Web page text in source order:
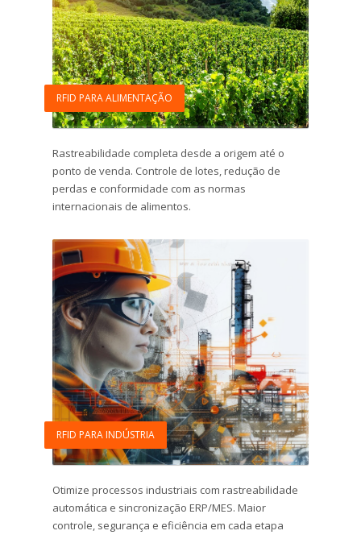
RFID PARA ALIMENTAÇÃO
Rastreabilidade completa desde a origem até o
ponto de venda. Controle de lotes, redução de
perdas e conformidade com as normas
internacionais de alimentos.
RFID PARA INDÚSTRIA
Otimize processos industriais com rastreabilidade
automática e sincronização ERP/MES. Maior
controle, segurança e eficiência em cada etapa